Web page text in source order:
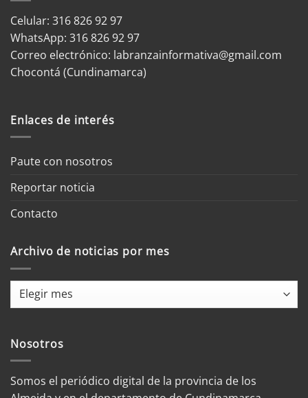
Celular: 316 826 92 97
WhatsApp: 316 826 92 97
Correo electrónico: labranzainformativa@gmail.com
Chocontá (Cundinamarca)
Enlaces de interés
Paute con nosotros
Reportar noticia
Contacto
Archivo de noticias por mes
Archivo
mes
Nosotros
Somos el periódico digital de la provincia de los